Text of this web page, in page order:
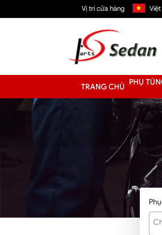
Vị trí cửa hàng
TRANG CHỦ PHỤ